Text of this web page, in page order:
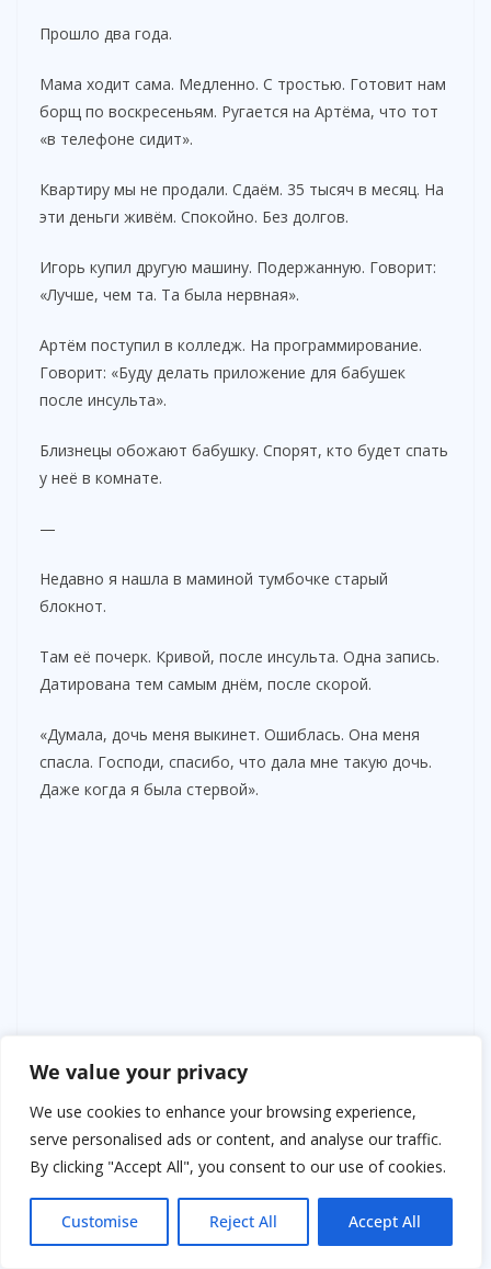
We value your privacy
We use cookies to enhance your browsing experience,
serve personalised ads or content, and analyse our traffic.
By clicking "Accept All", you consent to our use of cookies.
Customise Reject All Accept All
Прошло два года.
Мама ходит сама. Медленно. С тростью. Готовит нам
борщ по воскресеньям. Ругается на Артёма, что тот
«в телефоне сидит».
Квартиру мы не продали. Сдаём. 35 тысяч в месяц. На
эти деньги живём. Спокойно. Без долгов.
Игорь купил другую машину. Подержанную. Говорит:
«Лучше, чем та. Та была нервная».
Артём поступил в колледж. На программирование.
Говорит: «Буду делать приложение для бабушек
после инсульта».
Близнецы обожают бабушку. Спорят, кто будет спать
у неё в комнате.
—
Недавно я нашла в маминой тумбочке старый
блокнот.
Там её почерк. Кривой, после инсульта. Одна запись.
Датирована тем самым днём, после скорой.
«Думала, дочь меня выкинет. Ошиблась. Она меня
спасла. Господи, спасибо, что дала мне такую дочь.
Даже когда я была стервой».